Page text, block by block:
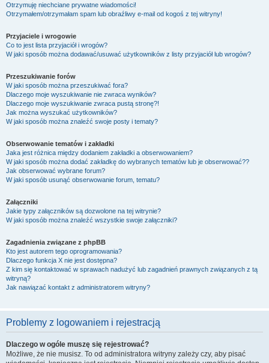
Otrzymuję niechciane prywatne wiadomości!
Otrzymałem/otrzymałam spam lub obraźliwy e-mail od kogoś z tej witryny!
Przyjaciele i wrogowie
Co to jest lista przyjaciół i wrogów?
W jaki sposób można dodawać/usuwać użytkowników z listy przyjaciół lub wrogów?
Przeszukiwanie forów
W jaki sposób można przeszukiwać fora?
Dlaczego moje wyszukiwanie nie zwraca wyników?
Dlaczego moje wyszukiwanie zwraca pustą stronę?!
Jak można wyszukać użytkowników?
W jaki sposób można znaleźć swoje posty i tematy?
Obserwowanie tematów i zakładki
Jaka jest różnica między dodaniem zakładki a obserwowaniem?
W jaki sposób można dodać zakładkę do wybranych tematów lub je obserwować??
Jak obserwować wybrane forum?
W jaki sposób usunąć obserwowanie forum, tematu?
Załączniki
Jakie typy załączników są dozwolone na tej witrynie?
W jaki sposób można znaleźć wszystkie swoje załączniki?
Zagadnienia związane z phpBB
Kto jest autorem tego oprogramowania?
Dlaczego funkcja X nie jest dostępna?
Z kim się kontaktować w sprawach nadużyć lub zagadnień prawnych związanych z tą
witryną?
Jak nawiązać kontakt z administratorem witryny?
Problemy z logowaniem i rejestracją
Dlaczego w ogóle muszę się rejestrować?
Możliwe, że nie musisz. To od administratora witryny zależy czy, aby pisać